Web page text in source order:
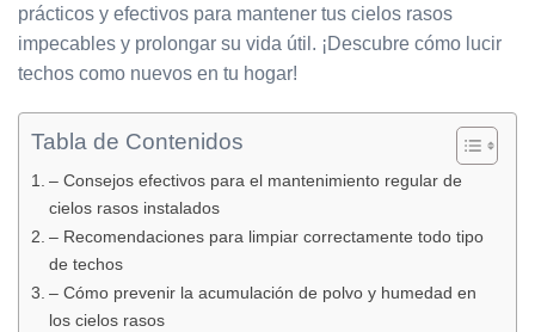
prácticos y efectivos para mantener tus cielos rasos
impecables y prolongar su vida útil. ¡Descubre cómo lucir
techos como nuevos en tu hogar!
Tabla de Contenidos
– Consejos efectivos para el mantenimiento regular de
cielos rasos instalados
– Recomendaciones para limpiar correctamente todo tipo
de techos
– Cómo prevenir la acumulación de polvo y humedad en
los cielos rasos